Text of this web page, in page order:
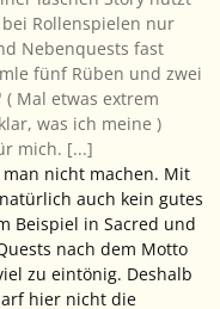
Rollenspielen nur
Nebenquests fast
fünf Rüben und zwei
Mal etwas extrem
was ich meine )
mich. [...]
man nicht machen. Mit
auch kein gutes
Beispiel in Sacred und
nach dem Motto
zu eintönig. Deshalb
hier nicht die